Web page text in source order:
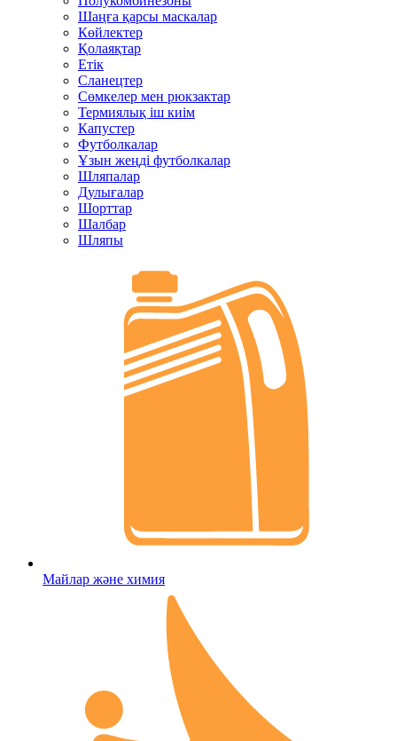
Шаңға қарсы маскалар
Көйлектер
Қолаяқтар
Етік
Сланецтер
Сөмкелер мен рюкзактар
Термиялық іш киім
Капустер
Футболкалар
Ұзын жеңді футболкалар
Шляпалар
Дулығалар
Шорттар
Шалбар
Шляпы
Майлар және химия